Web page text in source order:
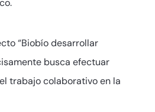
“Biobío desarrollar
busca efectuar
trabajo colaborativo en la